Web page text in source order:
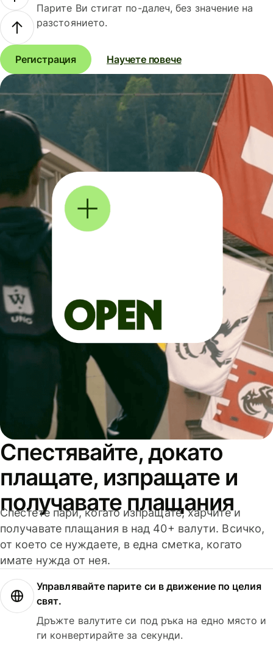
Парите Ви стигат по-далеч, без значение на
разстоянието.
Регистрация Научете повече
Спестявайте, докато
плащате, изпращате и
получавате плащания
Спестете пари, когато изпращате, харчите и
получавате плащания в над 40+ валути. Всичко,
от което се нуждаете, в една сметка, когато
имате нужда от нея.
Управлявайте парите си в движение по целия
свят.
Дръжте валутите си под ръка на едно място и
ги конвертирайте за секунди.